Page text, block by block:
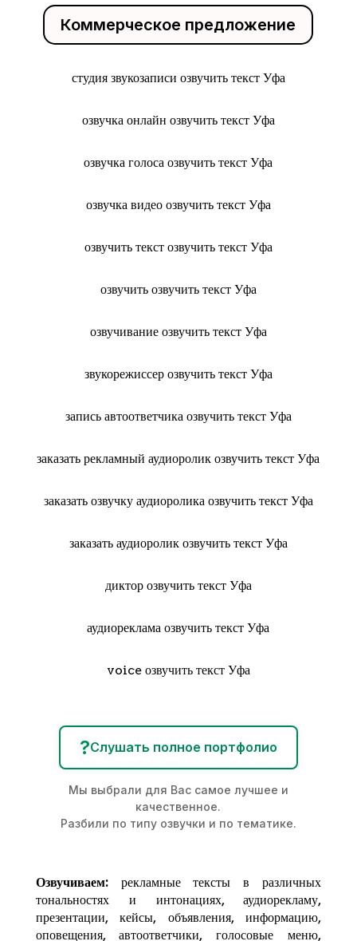
Коммерческое предложение
студия звукозаписи озвучить текст Уфа
озвучка онлайн озвучить текст Уфа
озвучка голоса озвучить текст Уфа
озвучка видео озвучить текст Уфа
озвучить текст озвучить текст Уфа
озвучить озвучить текст Уфа
озвучивание озвучить текст Уфа
звукорежиссер озвучить текст Уфа
запись автоответчика озвучить текст Уфа
заказать рекламный аудиоролик озвучить текст Уфа
заказать озвучку аудиоролика озвучить текст Уфа
заказать аудиоролик озвучить текст Уфа
диктор озвучить текст Уфа
аудиореклама озвучить текст Уфа
voice озвучить текст Уфа
?Слушать полное портфолио
Мы выбрали для Вас самое лучшее и
качественное.
Разбили по типу озвучки и по тематике.
Озвучиваем:рекламные тексты в различных
тональностях и интонациях,аудиорекламу,
презентации, кейсы, объявления, информацию,
оповещения, автоответчики, голосовые меню,